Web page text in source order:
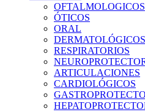
OFTALMOLOGICOS
ÓTICOS
ORAL
DERMATOLÓGICOS
RESPIRATORIOS
ARTICULACIONES
CARDIOLÓGICOS